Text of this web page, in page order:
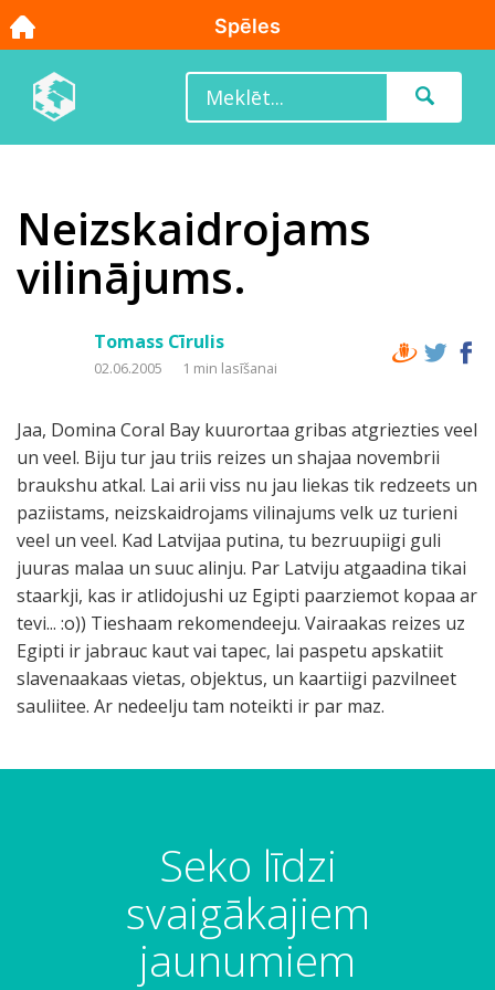
Neizskaidrojams
vilinājums.
Tomass Cīrulis
02.06.2005 1 min lasīšanai
Jaa, Domina Coral Bay kuurortaa gribas atgriezties veel
un veel. Biju tur jau triis reizes un shajaa novembrii
braukshu atkal. Lai arii viss nu jau liekas tik redzeets un
paziistams, neizskaidrojams vilinajums velk uz turieni
veel un veel. Kad Latvijaa putina, tu bezruupiigi guli
juuras malaa un suuc alinju. Par Latviju atgaadina tikai
staarkji, kas ir atlidojushi uz Egipti paarziemot kopaa ar
tevi... :o)) Tieshaam rekomendeeju. Vairaakas reizes uz
Egipti ir jabrauc kaut vai tapec, lai paspetu apskatiit
slavenaakaas vietas, objektus, un kaartiigi pazvilneet
sauliitee. Ar nedeelju tam noteikti ir par maz.
Seko līdzi
svaigākajiem
jaunumiem